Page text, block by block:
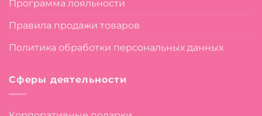
Программа лояльности
Правила продажи товаров
Политика обработки персональных данных
Сферы деятельности